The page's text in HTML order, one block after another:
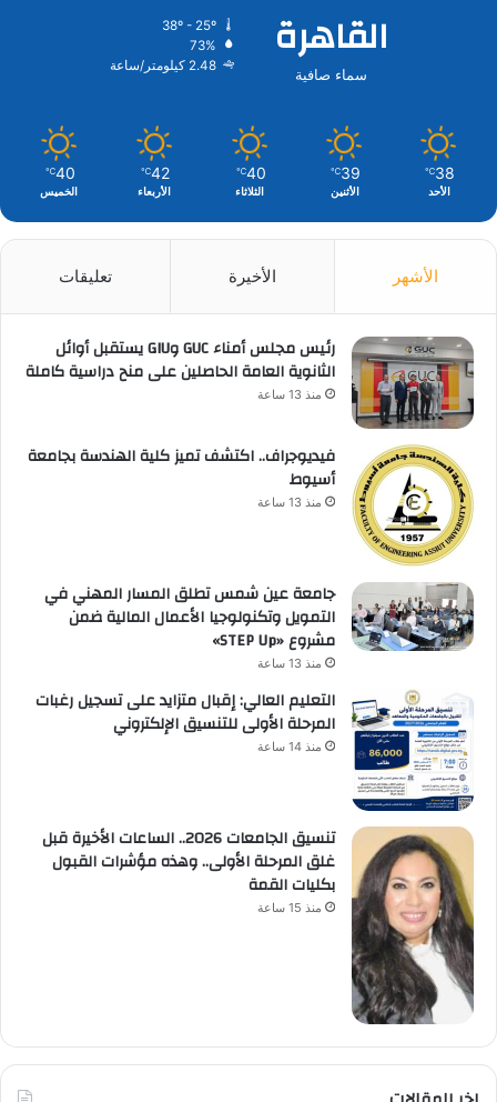
القاهرة
سماء صافية
73%
2.48 كيلومتر/ساعة
38
℃
الأحد
39
℃
الأثنين
40
℃
الثلاثاء
42
℃
الأربعاء
40
℃
الخميس
الأشهر الأخيرة تعليقات
رئيس مجلس أمناء GUC وGIU يستقبل أوائل
الثانوية العامة الحاصلين على منح دراسية كاملة
منذ 13 ساعة
فيديوجراف.. اكتشف تميز كلية الهندسة بجامعة
أسيوط
منذ 13 ساعة
جامعة عين شمس تطلق المسار المهني في
التمويل وتكنولوجيا الأعمال المالية ضمن
مشروع «STEP Up»
منذ 13 ساعة
التعليم العالي: إقبال متزايد على تسجيل رغبات
المرحلة الأولى للتنسيق الإلكتروني
منذ 14 ساعة
تنسيق الجامعات 2026.. الساعات الأخيرة قبل
غلق المرحلة الأولى.. وهذه مؤشرات القبول
بكليات القمة
منذ 15 ساعة